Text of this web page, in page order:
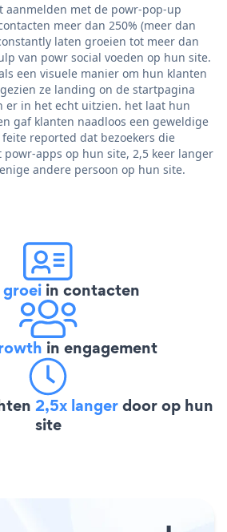
aanmelden met de powr-pop-up
meer dan 250% (meer dan
laten groeien tot meer dan
van powr social voeden op hun site.
een visuele manier om hun klanten
ze landing on de startpagina
er in het echt uitzien. het laat hun
gaf klanten naadloos een geweldige
reported dat bezoekers die
apps op hun site, 2,5 keer langer
andere persoon op hun site.
in contacten
in engagement
2,5x langerdoor op hun
site